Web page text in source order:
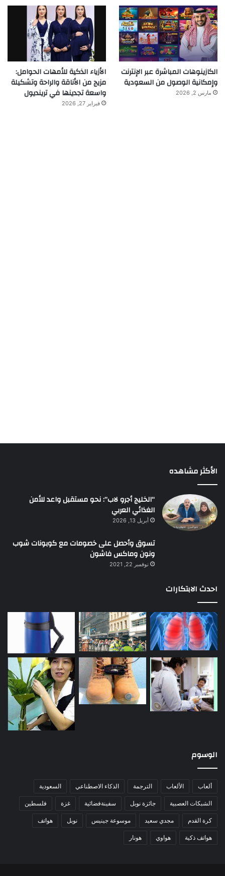
الكازينوهات المباشرة عبر الإنترنت
وإمكانية الوصول من السعودية
مارس 2, 2026
الأزياء الذكية للأمهات الحوامل:
مزيج من الأناقة والراحة وتشكيلة
واسعة تجدينها في ترينديول
فبراير 27, 2026
الأكثر مشاهده
“الخليج أجرو لاب”: نحو مستقبل واعد للأمن
الغذائي العربي
أبريل 13, 2026
تسوق وأحصل على خصومات مع كوبونات شوب
ونون وماكس فاشون
نوفمبر 22, 2021
احدث الابتكارات
الوسوم
ألعاب الألعاب الترجمة الذكاء الاصطناعي السعودية
الشبكات العصبية جائزة نوبل سفينةفضائية غزة فلسطين
كرة القدم مجدي سعيد موسوعة جينيس نوبل هواتف
هواتف ذكية هواوي هونار